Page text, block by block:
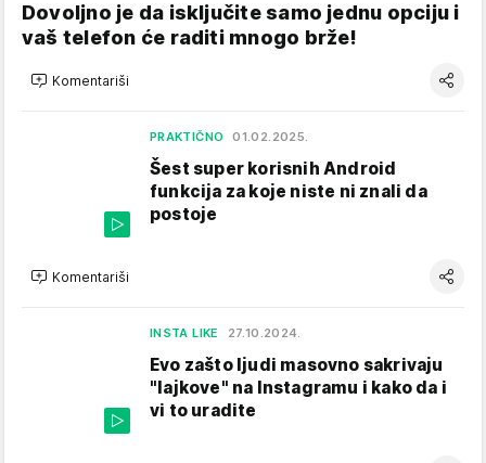
Dovoljno je da isključite samo jednu opciju i
vaš telefon će raditi mnogo brže!
Komentariši
PRAKTIČNO 01.02.2025.
Šest super korisnih Android
funkcija za koje niste ni znali da
postoje
Komentariši
INSTA LIKE 27.10.2024.
Evo zašto ljudi masovno sakrivaju
"lajkove" na Instagramu i kako da i
vi to uradite